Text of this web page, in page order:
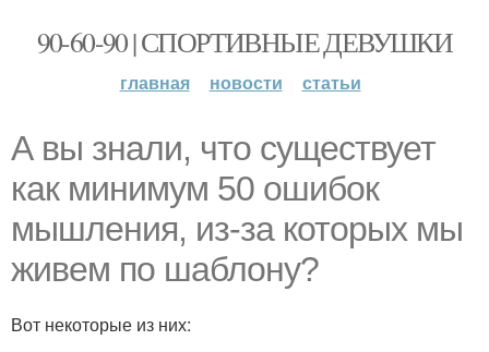
90-60-90 | СПОРТИВНЫЕ ДЕВУШКИ
главная новости статьи
А вы знали, что существует
как минимум 50 ошибок
мышления, из-за которых мы
живем по шаблону?
Вот некоторые из них: